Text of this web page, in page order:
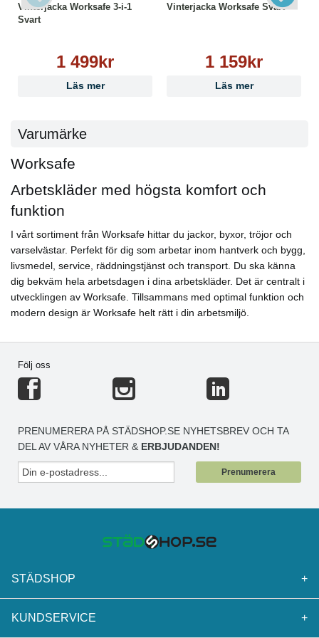
Vinterjacka Worksafe 3-i-1
Svart
1 499kr
Läs mer
Vinterjacka Worksafe Svart
1 159kr
Läs mer
Varumärke
Worksafe
Arbetskläder med högsta komfort och
funktion
I vårt sortiment från Worksafe hittar du jackor, byxor, tröjor och
varselvästar. Perfekt för dig som arbetar inom hantverk och bygg,
livsmedel, service, räddningstjänst och transport. Du ska känna
dig bekväm hela arbetsdagen i dina arbetskläder. Det är centralt i
utvecklingen av Worksafe. Tillsammans med optimal funktion och
modern design är Worksafe helt rätt i din arbetsmiljö.
Följ oss
PRENUMERERA PÅ STÄDSHOP.SE NYHETSBREV OCH TA
DEL AV VÅRA NYHETER & ERBJUDANDEN!
Prenumerera
STÄDSHOP +
KUNDSERVICE +